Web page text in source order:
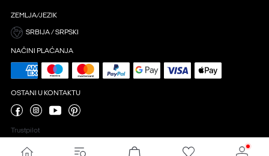
ZEMLJA/JEZIK
SRBIJA / SRPSKI
NAČINI PLAĆANJA
OSTANI U KONTAKTU
Trustpilot